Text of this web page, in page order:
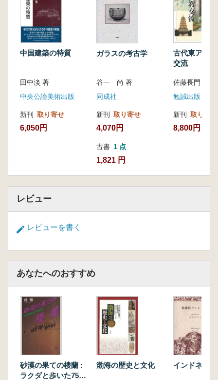
第9章 近世ロンドンと内陸後背地(唐澤達之)
第Ⅲ部 近代移行期の港市と内陸社会
第10章 月より来たる隊商―一九世紀アフリカ
東部の長距離キャラヴァンの成立と交易者の世
界(鈴木英明)
第11章 西アジアのキャラバン・ルートと巡礼
第12章 近代移行期のスマトラ島の港市と後背
地―仲介役の変容と帰属意識(弘末雅士)
第13章 イタリア・イレデンタ運動とトリエス
テ住民(佐々木洋子)
第Ⅳ部 国民国家にとっての海と陸
第14章 過渡期のインド像―一九世紀中葉のカ
ルカッタ知識人の故国を見る眼差し(中里成章)
デンティティ表象と先住民文化―シアトル・バ
ンクーバーについての試論(土田映子)
第17章 東・南部アフリカ=東南アジア地域の
する(栗田和明)
中国建築の特質
田中淡 著
中央公論美術出版
新刊 取り寄せ
6,050円
ガラスの考古学
谷一 尚 著
同成社
新刊 取り寄せ
4,070円
古書 1 点
1,821 円
古代東アジ
交流
佐藤長門 編
勉誠出版
新刊 取り寄せ
8,800円
レビュー
レビューを書く
あなたへのおすすめ
砂漠の果ての楼蘭 :
ラクダと歩いた750
渤海の歴史と文化 インドネシ